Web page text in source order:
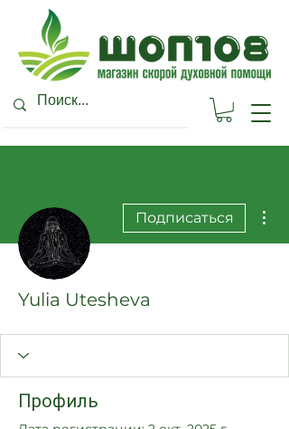
Подписаться
Yulia Utesheva
Профиль